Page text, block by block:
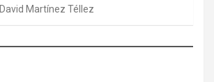
David Martínez Téllez